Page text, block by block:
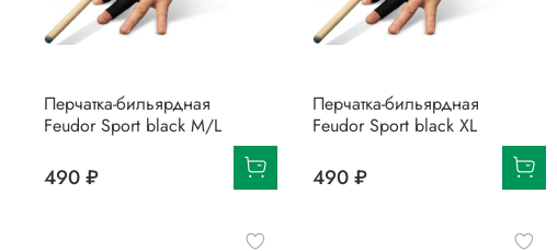
Перчатка-бильярдная
Feudor Sport black M/L
490 ₽
Перчатка-бильярдная
Feudor Sport black XL
490 ₽